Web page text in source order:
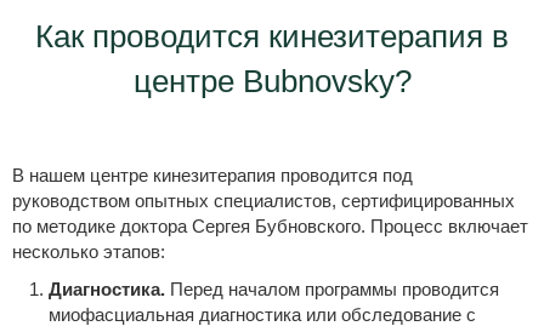
Как проводится кинезитерапия в
центре Bubnovsky?
В нашем центре кинезитерапия проводится под
руководством опытных специалистов, сертифицированных
по методике доктора Сергея Бубновского. Процесс включает
несколько этапов:
Диагностика. Перед началом программы проводится
миофасциальная диагностика или обследование с